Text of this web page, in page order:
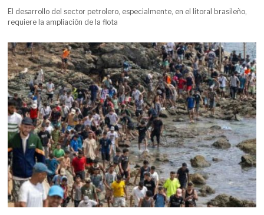
El desarrollo del sector petrolero, especialmente, en el litoral brasileño,
requiere la ampliación de la flota